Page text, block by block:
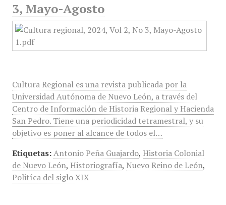
3, Mayo-Agosto
Cultura Regional es una revista publicada por la
Universidad Autónoma de Nuevo León, a través del
Centro de Información de Historia Regional y Hacienda
San Pedro. Tiene una periodicidad tetramestral, y su
objetivo es poner al alcance de todos el…
Etiquetas: Antonio Peña Guajardo, Historia Colonial
de Nuevo León, Historiografía, Nuevo Reino de León,
Politíca del siglo XIX